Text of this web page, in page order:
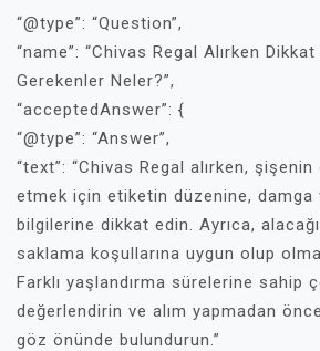
“@type”: “Question”,
“name”: “Chivas Regal Alırken
Gerekenler Neler?”,
“acceptedAnswer”: {
“@type”: “Answer”,
“text”: “Chivas Regal alırken,
etmek için etiketin düzenine, damga
bilgilerine dikkat edin. Ayrıca,
saklama koşullarına uygun olup
Farklı yaşlandırma sürelerine sahip
değerlendirin ve alım yapmadan
göz önünde bulundurun.”